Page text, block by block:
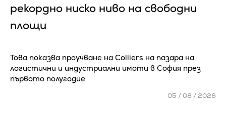
рекордно ниско ниво на свободни
площи
Това показва проучване на Colliers на пазара на
логистични и индустриални имоти в София през
първото полугодие
05 / 08 / 2026